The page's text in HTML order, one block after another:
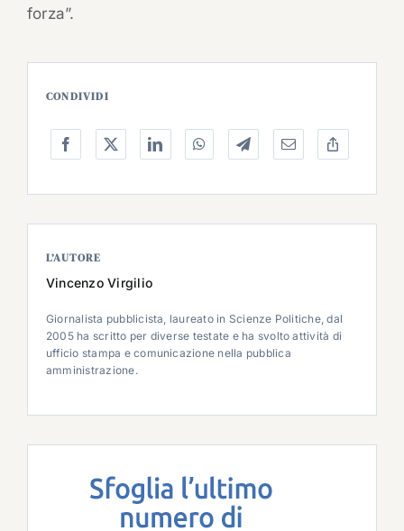
forza”.
CONDIVIDI
L’AUTORE
Vincenzo Virgilio
Giornalista pubblicista, laureato in Scienze Politiche, dal
2005 ha scritto per diverse testate e ha svolto attività di
ufficio stampa e comunicazione nella pubblica
amministrazione.